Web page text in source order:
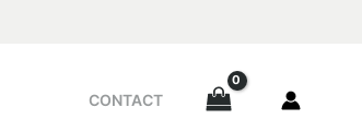
CONTACT